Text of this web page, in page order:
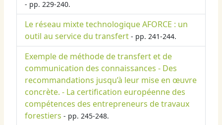
- pp. 229-240.
Le réseau mixte technologique AFORCE : un
outil au service du transfert - pp. 241-244.
Exemple de méthode de transfert et de
communication des connaissances - Des
recommandations jusqu’à leur mise en œuvre
concrète. - La certification européenne des
compétences des entrepreneurs de travaux
forestiers - pp. 245-248.